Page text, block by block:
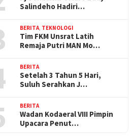
Salindeho Hadiri…
BERITA TEKNOLOGI
Tim FKM Unsrat Latih
Remaja Putri MAN Mo…
BERITA
Setelah 3 Tahun 5 Hari,
Suluh Serahkan J…
BERITA
Wadan Kodaeral VIII Pimpin
Upacara Penut…